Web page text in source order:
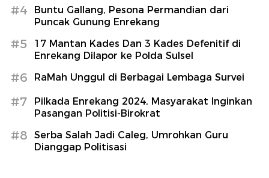
#4
Buntu Gallang, Pesona Permandian dari
Puncak Gunung Enrekang
#5
17 Mantan Kades Dan 3 Kades Defenitif di
Enrekang Dilapor ke Polda Sulsel
#6 RaMah Unggul di Berbagai Lembaga Survei
#7
Pilkada Enrekang 2024, Masyarakat Inginkan
Pasangan Politisi-Birokrat
#8
Serba Salah Jadi Caleg, Umrohkan Guru
Dianggap Politisasi